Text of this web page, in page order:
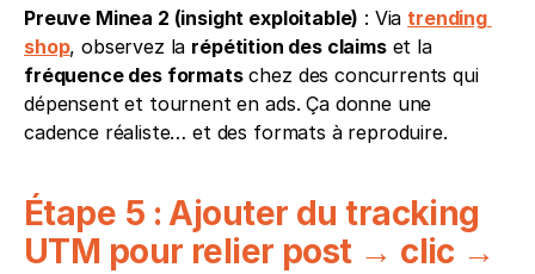
Preuve Minea 2 (insight exploitable) : Via trending
shop, observez la répétition des claims
et la
fréquence des formats chez des concurrents qui
dépensent et tournent en ads. Ça donne une
cadence réaliste… et des formats à reproduire.
Étape 5 : Ajouter du tracking
UTM pour relier post → clic →